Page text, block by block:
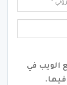
الويب في
فيها.